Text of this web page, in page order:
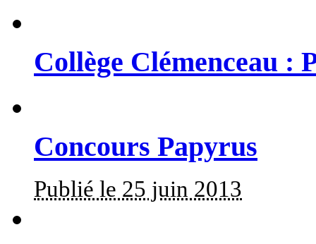
Collège Clémenceau :
Concours Papyrus
Publié le 25 juin 2013